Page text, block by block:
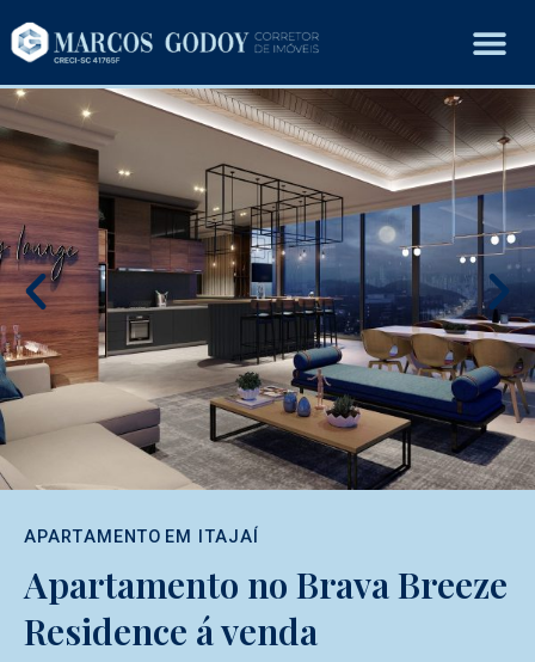
APARTAMENTO EM ITAJAÍ
Apartamento no Brava Breeze
Residence á venda